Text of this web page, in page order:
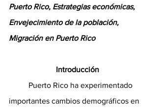
Puerto Rico, Estrategias económicas,
Envejecimiento de la población,
Migración en Puerto Rico
Introducción
importantes cambios demográficos en